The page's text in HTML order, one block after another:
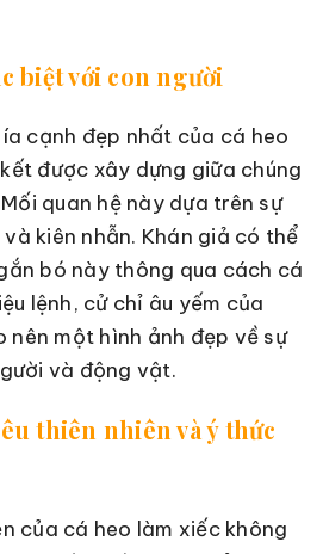
biệt với con người
cạnh đẹp nhất của cá heo
được xây dựng giữa chúng
quan hệ này dựa trên sự
kiên nhẫn. Khán giả có thể
bó này thông qua cách cá
lệnh, cử chỉ âu yếm của
nên một hình ảnh đẹp về sự
và động vật.
thiên nhiên và ý thức
của cá heo làm xiếc không